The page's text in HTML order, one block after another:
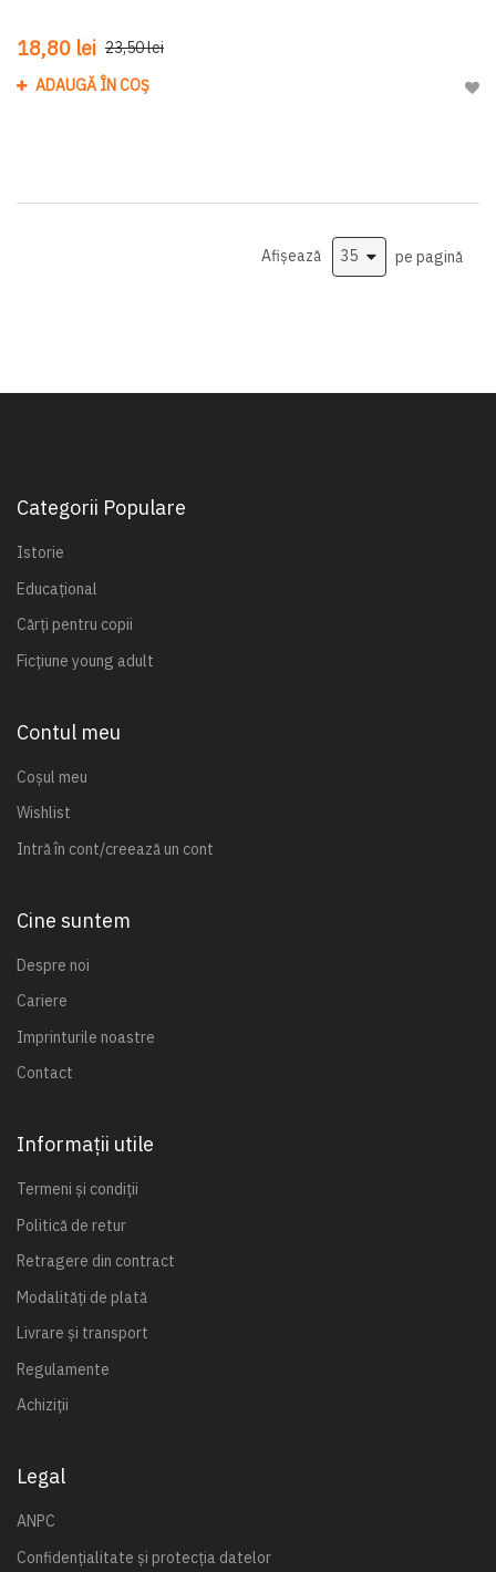
18,80 lei 23,50 lei
ADAUGĂ ÎN COȘ
Afișează pe pagină
Categorii Populare
Istorie
Educațional
Cărți pentru copii
Ficțiune young adult
Contul meu
Coșul meu
Wishlist
Intră în cont/creează un cont
Cine suntem
Despre noi
Cariere
Imprinturile noastre
Contact
Informații utile
Termeni și condiții
Politică de retur
Retragere din contract
Modalități de plată
Livrare și transport
Regulamente
Achiziții
Legal
ANPC
Confidențialitate și protecția datelor